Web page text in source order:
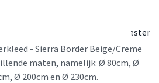
de
eigenschappen
Sierra bestand
zon, regen en
- Sierra Border Beige/Creme
maten, namelijk: Ø 80cm, Ø
Ø 200cm en Ø 230cm.